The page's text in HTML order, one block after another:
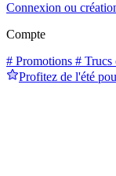
Connexion ou
Compte
# Promotions # Trucs
Profitez de l'été